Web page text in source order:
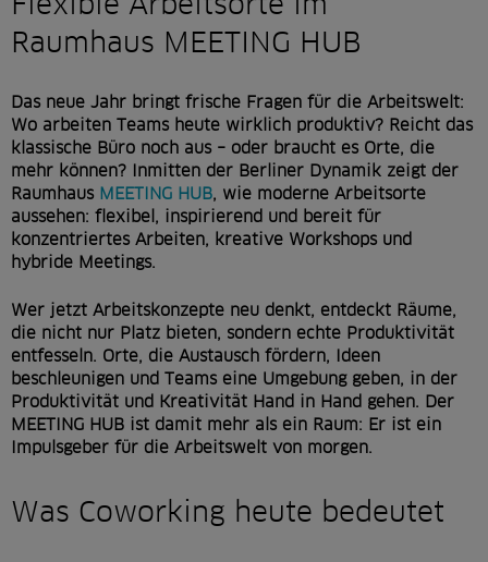
r
i
n
g
Flexible Arbeitsorte im
Raumhaus MEETING HUB
Das neue Jahr bringt frische Fragen für die Arbeitswelt:
Wo arbeiten Teams heute wirklich produktiv? Reicht das
klassische Büro noch aus – oder braucht es Orte, die
mehr können? Inmitten der Berliner Dynamik zeigt der
Raumhaus MEETING HUB, wie moderne Arbeitsorte
aussehen: flexibel, inspirierend und bereit für
konzentriertes Arbeiten, kreative Workshops und
hybride Meetings.
Wer jetzt Arbeitskonzepte neu denkt, entdeckt Räume,
die nicht nur Platz bieten, sondern echte Produktivität
entfesseln. Orte, die Austausch fördern, Ideen
beschleunigen und Teams eine Umgebung geben, in der
Produktivität und Kreativität Hand in Hand gehen. Der
MEETING HUB ist damit mehr als ein Raum: Er ist ein
Impulsgeber für die Arbeitswelt von morgen.
Was Coworking heute bedeutet